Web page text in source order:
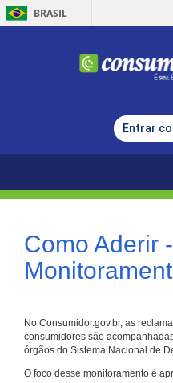
BRASIL
Entrar
Como Aderir
No Consumidor.gov.br, as
consumidores são
órgãos do Sistema Nacional de
O foco desse monitoramento é